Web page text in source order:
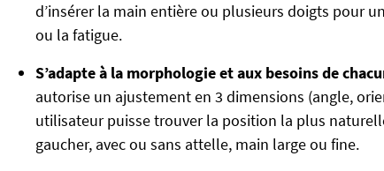
d’insérer la main entière ou plusieurs doigts pour
ou la fatigue.
S’adapte à la morphologie et aux besoins de
autorise un ajustement en 3 dimensions (angle,
utilisateur puisse trouver la position la plus
gaucher, avec ou sans attelle, main large ou fine.